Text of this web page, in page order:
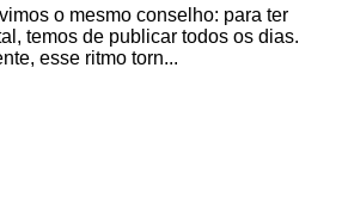
o mesmo conselho: para ter
temos de publicar todos os dias.
esse ritmo torn...